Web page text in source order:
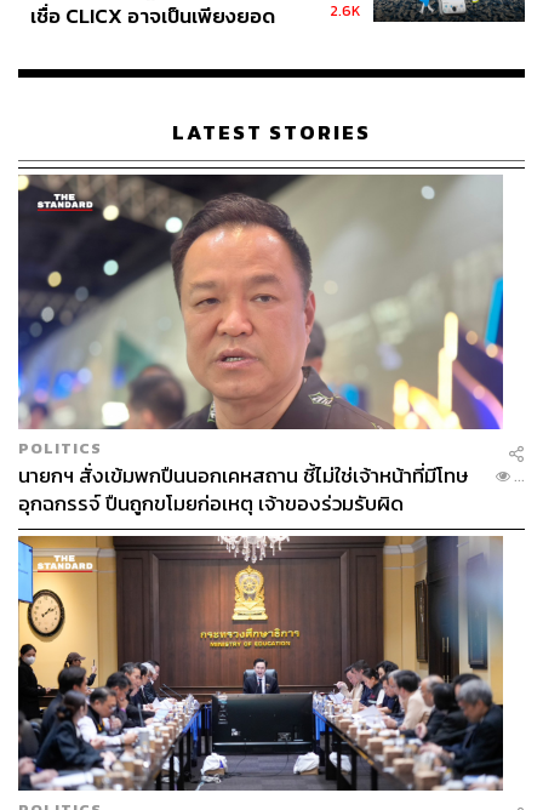
เชื่อ CLICX อาจเป็นเพียงยอด
เรือนไทยที่ถูกซุกไว้
2.6K
LATEST STORIES
POLITICS
นายกฯ สั่งเข้มพกปืนนอกเคหสถาน ชี้ไม่ใช่เจ้าหน้าที่มีโทษ
อุกฉกรรจ์ ปืนถูกขโมยก่อเหตุ เจ้าของร่วมรับผิด
...